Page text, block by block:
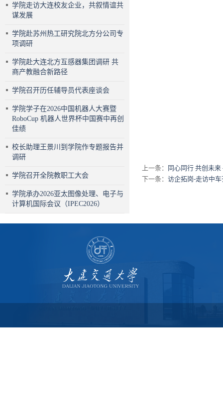
学院走访大连校友企业，共叙情谊共
谋发展
学院赴苏州热工研究院北方分公司专
项调研
学院赴大连北方互感器集团调研 共
商产教融合新路径
学院召开历任辅导员代表座谈会
学院学子在2026中国机器人大赛暨
RoboCup 机器人世界杯中国赛中再创
佳绩
校长助理王景川到学院作专题报告并
调研
学院召开全院教职工大会
学院承办2026亚太图像处理、电子与
计算机国际会议（IPEC2026）
上一条： 同心同行 共创未
下一条： 访企拓岗-走访中